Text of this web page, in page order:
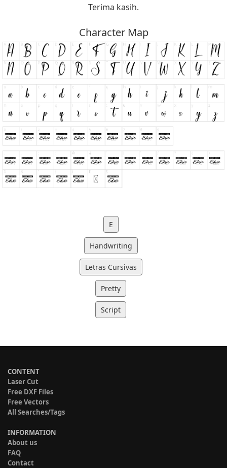
Terima kasih.
Character Map
E
Handwriting
Letras Cursivas
Pretty
Script
CONTENT
Laser Cut
Free DXF Files
Free Vectors
All Searches/Tags
INFORMATION
About us
FAQ
Contact